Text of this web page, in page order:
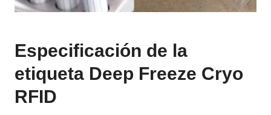
Especificación de la
etiqueta Deep Freeze Cryo
RFID